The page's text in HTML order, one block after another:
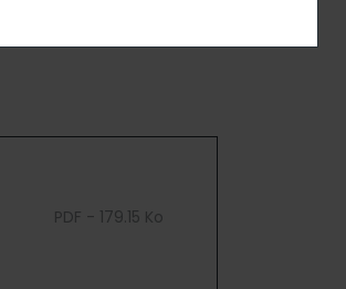
PDF - 179.15 Ko